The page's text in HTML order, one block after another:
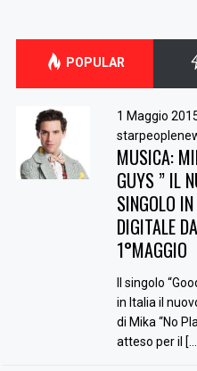
POPULAR
1 Maggio
MUSICA:
GUYS ” IL
SINGOLO
DIGITALE
1°MAGGIO
Il singolo
in Italia il
di Mika “No
atteso per il